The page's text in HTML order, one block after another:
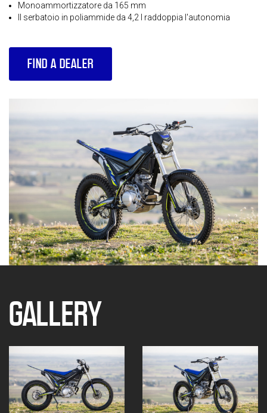
Monoammortizzatore da 165 mm
Il serbatoio in poliammide da 4,2 l raddoppia l'autonomia
FIND A DEALER
GALLERY